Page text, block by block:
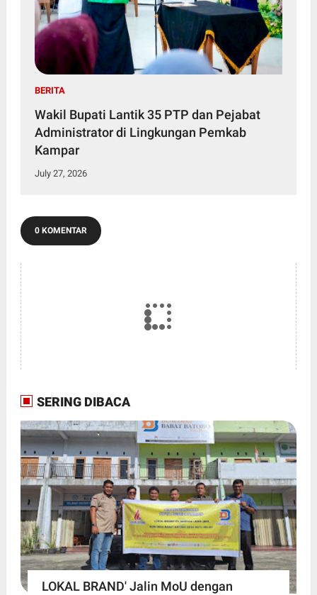
BERITA
Wakil Bupati Lantik 35 PTP dan Pejabat
Administrator di Lingkungan Pemkab
Kampar
July 27, 2026
0 KOMENTAR
SERING DIBACA
LOKAL BRAND' Jalin MoU dengan